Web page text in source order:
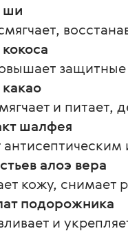
ши
и питает,
шалфея
алоэ вера
кожу, снимает
подорожника
и